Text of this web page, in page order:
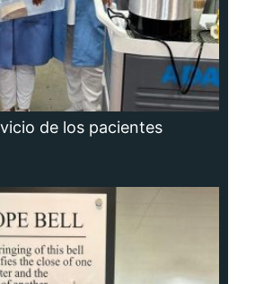
de los pacientes